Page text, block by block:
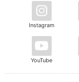
Instagram
YouTube